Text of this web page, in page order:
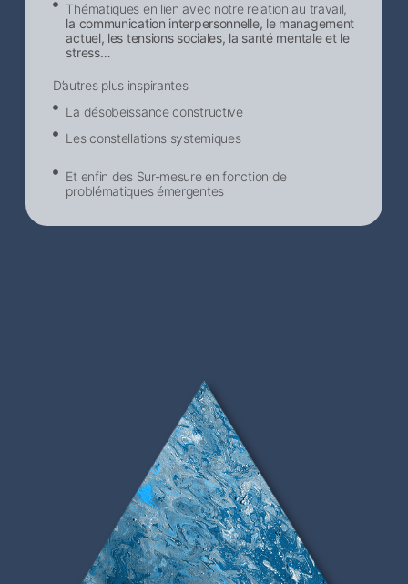
Thématiques en lien avec notre relation au travail,
la communication interpersonnelle, le management
actuel, les tensions sociales, la santé mentale et le
stress…
D’autres plus inspirantes
La désobeissance constructive
Les constellations systemiques
Et enfin des Sur-mesure en fonction de
problématiques émergentes